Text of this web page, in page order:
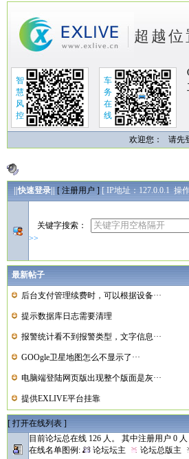
超越
智
慧
风
控
车
务
在
线
欢迎您： 请先
||快速登录|| [ 注册用户 ] [ IP地址：127.0.0.1 操
关键字搜索：
>>
最新帖子
后台支付管理续费时，可以根据设备···
提示数据库日志需要清理
报警统计看不到报警类型，文字信息···
GOOgle卫星地图怎么不显示了···
电脑端登陆网页版出现整个版面是灰···
提供EXLIVE平台挂靠
[ 打开在线列表]
目前论坛总在线 126 人。 其中注册用户 0 人
在线名单图例:
论坛坛主 论坛总版主